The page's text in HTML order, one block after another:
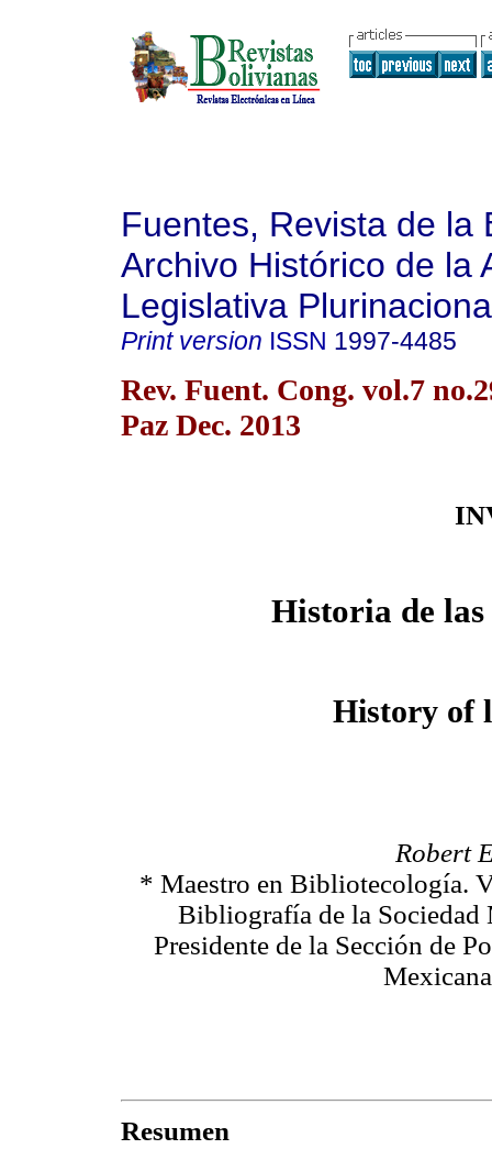
Fuentes, Revista de la
Archivo Histórico de la
Legislativa
Print version ISSN 1997-4485
Rev. Fuent. Cong. vol.7
Paz Dec. 2013
Historia de
History of
Robert
* Maestro en Bibliotecología.
Bibliografía de la Sociedad
Presidente de la Sección de
Resumen